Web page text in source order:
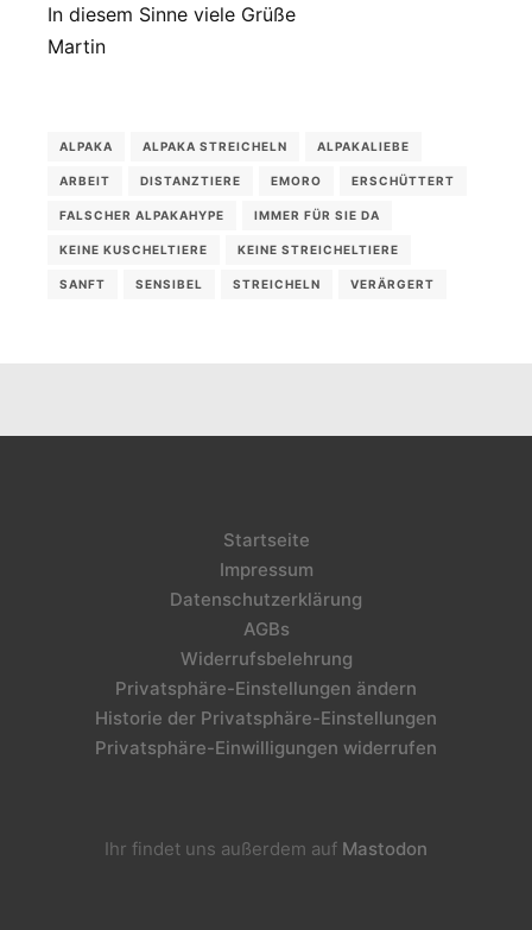
In diesem Sinne viele Grüße
Martin
ALPAKA ALPAKA STREICHELN ALPAKALIEBE
ARBEIT DISTANZTIERE EMORO ERSCHÜTTERT
FALSCHER ALPAKAHYPE IMMER FÜR SIE DA
KEINE KUSCHELTIERE KEINE STREICHELTIERE
SANFT SENSIBEL STREICHELN VERÄRGERT
Startseite
Impressum
Datenschutzerklärung
AGBs
Widerrufsbelehrung
Privatsphäre-Einstellungen ändern
Historie der Privatsphäre-Einstellungen
Privatsphäre-Einwilligungen widerrufen
Ihr findet uns außerdem auf Mastodon